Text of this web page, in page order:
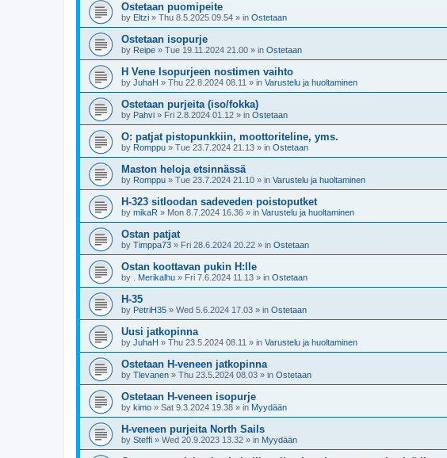
Ostetaan puomipeite
by Eltzi » Thu 8.5.2025 09.54 » in Ostetaan
Ostetaan isopurje
by Reipe » Tue 19.11.2024 21.00 » in Ostetaan
H Vene Isopurjeen nostimen vaihto
by JuhaH » Thu 22.8.2024 08.11 » in Varustelu ja huoltaminen
Ostetaan purjeita (iso/fokka)
by Pahvi » Fri 2.8.2024 01.12 » in Ostetaan
O: patjat pistopunkkiin, moottoriteline, yms.
by Romppu » Tue 23.7.2024 21.13 » in Ostetaan
Maston heloja etsinnässä
by Romppu » Tue 23.7.2024 21.10 » in Varustelu ja huoltaminen
H-323 sitloodan sadeveden poistoputket
by mikaR » Mon 8.7.2024 16.36 » in Varustelu ja huoltaminen
Ostan patjat
by Timppa73 » Fri 28.6.2024 20.22 » in Ostetaan
Ostan koottavan pukin H:lle
by . Merikalhu » Fri 7.6.2024 11.13 » in Ostetaan
H-35
by PetriH35 » Wed 5.6.2024 17.03 » in Ostetaan
Uusi jatkopinna
by JuhaH » Thu 23.5.2024 08.11 » in Varustelu ja huoltaminen
Ostetaan H-veneen jatkopinna
by Tlevanen » Thu 23.5.2024 08.03 » in Ostetaan
Ostetaan H-veneen isopurje
by kimo » Sat 9.3.2024 19.38 » in Myydään
H-veneen purjeita North Sails
by Steffi » Wed 20.9.2023 13.32 » in Myydään